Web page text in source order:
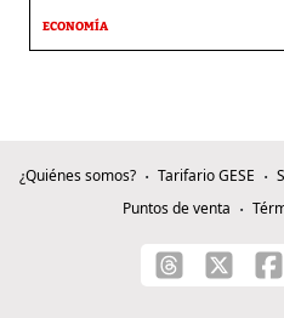
ECONOMÍA
¿Quiénes somos? Tarifario GESE
Puntos de venta